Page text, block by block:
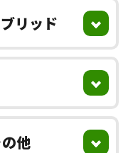
リッド
他